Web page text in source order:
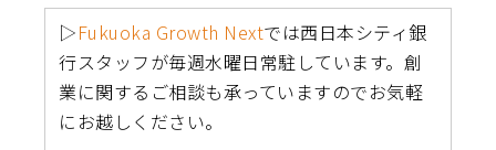
▷Fukuoka Growth Nextでは西日本シティ銀
行スタッフが毎週水曜日常駐しています。創
業に関するご相談も承っていますのでお気軽
にお越しください。